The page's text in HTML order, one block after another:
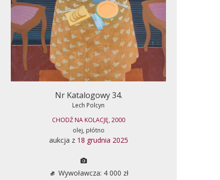
Nr Katalogowy 34.
Lech Polcyn
CHODŹ NA KOLACJĘ, 2000
olej, płótno
aukcja z 18 grudnia 2025
Wywoławcza: 4 000 zł